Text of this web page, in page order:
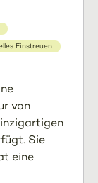
Einstreuen
von
Sie
eine